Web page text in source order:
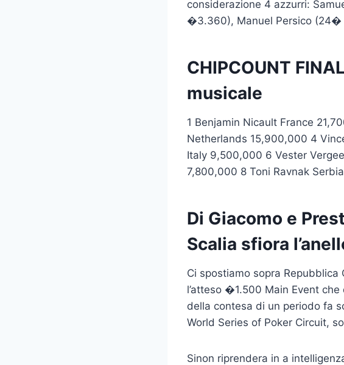
considerazione 4 azzurri:
�3.360), Manuel Persico
CHIPCOUNT
musicale
1 Benjamin Nicault France
Netherlands 15,900,000 4
Italy 9,500,000 6 Vester
7,800,000 8 Toni Ravnak
Di Giacomo e
Scalia sfiora
Ci spostiamo sopra Repubblica
l’atteso �1.500 Main Event
della contesa di un periodo fa
World Series of Poker Circuit,
Sinon riprendera in a